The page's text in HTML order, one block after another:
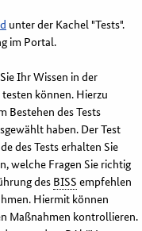
unter der Kachel "Tests".
im Portal.
Ihr Wissen in der
können. Hierzu
Bestehen des Tests
haben. Der Test
des Tests erhalten Sie
welche Fragen Sie richtig
des BISS empfehlen
Hiermit können
Maßnahmen kontrollieren.